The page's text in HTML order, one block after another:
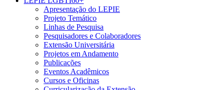
Apresentação do LEPIE
Projeto Temático
Linhas de Pesquisa
Pesquisadores e Colaboradores
Extensão Universitária
Projetos em Andamento
Publicações
Eventos Acadêmicos
Cursos e Oficinas